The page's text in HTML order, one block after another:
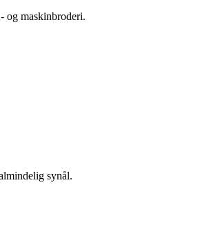
og maskinbroderi.
synål.